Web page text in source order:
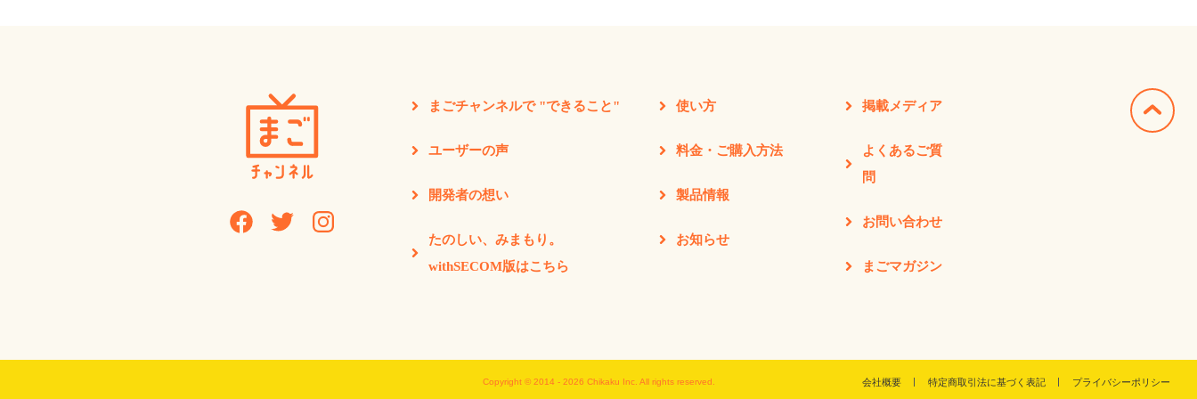
まごチャンネルで "できること"
ユーザーの声
開発者の想い
たのしい、みまもり。
withSECOM版はこちら
使い方
料金・ご購入方法
製品情報
お知らせ
掲載メディア
よくあるご質
問
お問い合わせ
まごマガジン
Copyright © 2014 - 2026 Chikaku Inc. All rights reserved. 会社概要 特定商取引法に基づく表記 プライバシーポリシー